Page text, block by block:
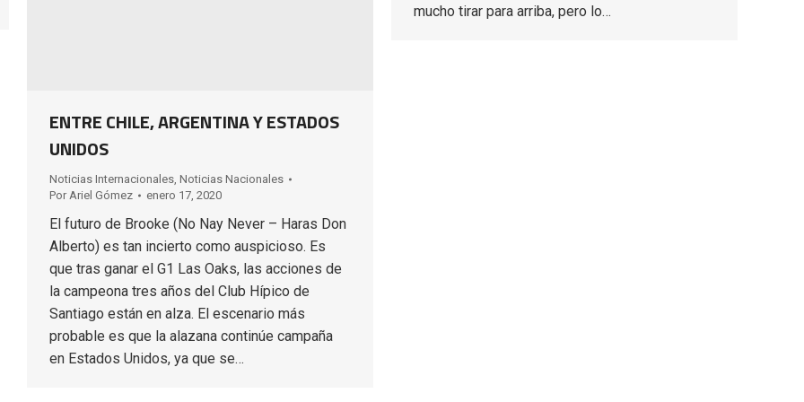
mucho tirar para arriba, pero lo…
ENTRE CHILE, ARGENTINA Y ESTADOS
UNIDOS
Noticias Internacionales, Noticias Nacionales
Por Ariel Gómez enero 17, 2020
El futuro de Brooke (No Nay Never – Haras Don
Alberto) es tan incierto como auspicioso. Es
que tras ganar el G1 Las Oaks, las acciones de
la campeona tres años del Club Hípico de
Santiago están en alza. El escenario más
probable es que la alazana continúe campaña
en Estados Unidos, ya que se…